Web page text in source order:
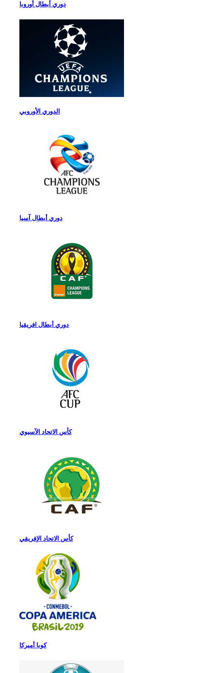
دوري أبطال أوروبا
الدوري الأوروبي
دوري أبطال آسيا
دوري أبطال افريقيا
كأس الاتحاد الآسيوي
كأس الاتحاد الإفريقي
كوبا أميركا